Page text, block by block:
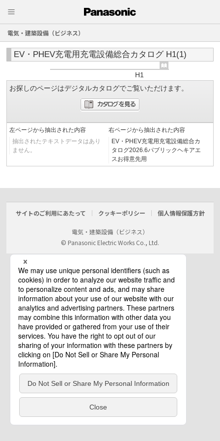
電気・建築設備（ビジネス）
EV・PHEV充電用充電設備総合カタログ H1(1)
H1
お探しのページはデジタルカタログでご覧いただけます。
左ページから抽出された内容
抽出されたテキストデータはあり
ません。
右ページから抽出された内容
EV・PHEV充電用充電設備総合カ
タログ2026.6パブリックヘキアエ
スお得意先用
サイトのご利用にあたって クッキーポリシー 個人情報保護方針
電気・建築設備（ビジネス）
© Panasonic Electric Works Co., Ltd.